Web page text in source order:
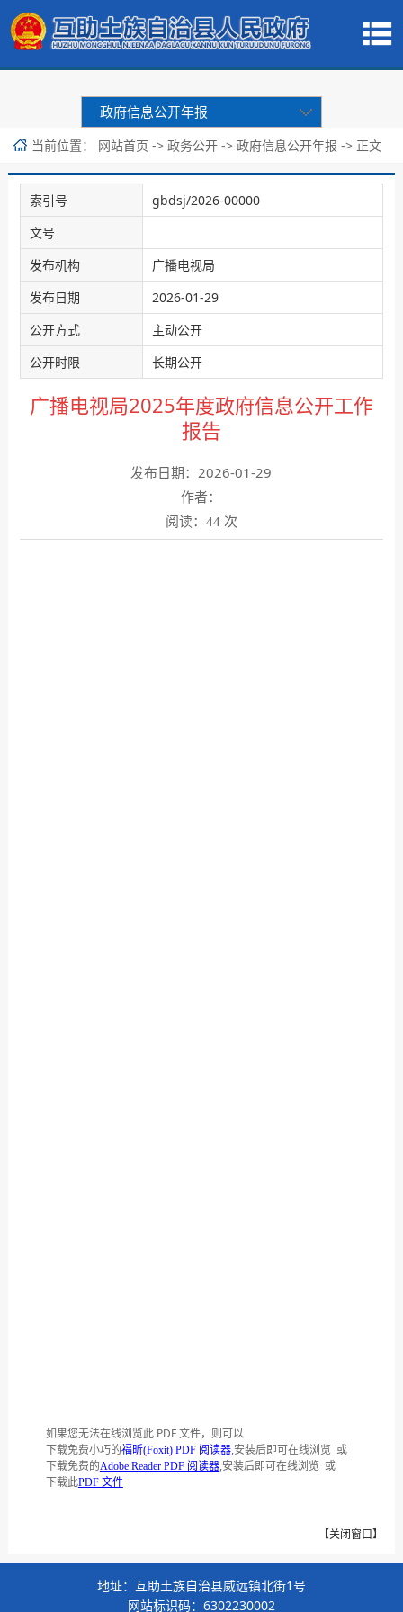
政府信息公开年报
当前位置： 网站首页 -> 政务公开 -> 政府信息公开年报 -> 正文
索引号
gbdsj/2026-00000
文号
发布机构
广播电视局
发布日期
2026-01-29
公开方式
主动公开
公开时限
长期公开
广播电视局2025年度政府信息公开工作
报告
发布日期：2026-01-29
作者：
阅读：
44次
如果您无法在线浏览此 PDF 文件，则可以
下载免费小巧的福昕(Foxit) PDF 阅读器,安装后即可在线浏览 或
下载免费的Adobe Reader PDF 阅读器,安装后即可在线浏览 或
下载此PDF 文件
【关闭窗口 】
地址：互助土族自治县威远镇北街1号
网站标识码：6302230002